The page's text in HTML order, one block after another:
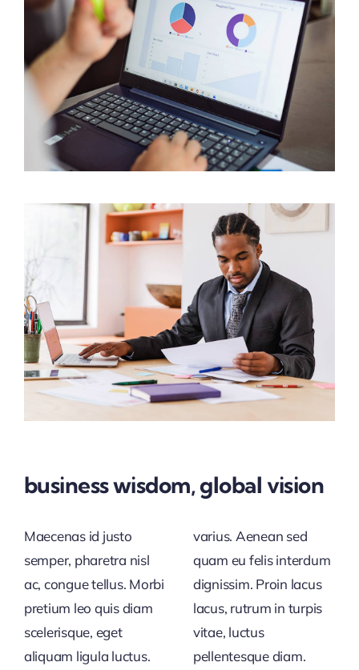
business wisdom, global vision
Maecenas id justo
semper, pharetra nisl
ac, congue tellus. Morbi
pretium leo quis diam
scelerisque, eget
aliquam ligula luctus.
varius. Aenean sed
quam eu felis interdum
dignissim. Proin lacus
lacus, rutrum in turpis
vitae, luctus
pellentesque diam.